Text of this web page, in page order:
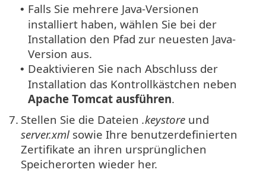
• Falls Sie mehrere Java-Versionen
installiert haben, wählen Sie bei der
Installation den Pfad zur neuesten Java-
Version aus.
• Deaktivieren Sie nach Abschluss der
Installation das Kontrollkästchen neben
Apache Tomcat ausführen.
7. Stellen Sie die Dateien .keystore und
server.xml sowie Ihre benutzerdefinierten
Zertifikate an ihren ursprünglichen
Speicherorten wieder her.